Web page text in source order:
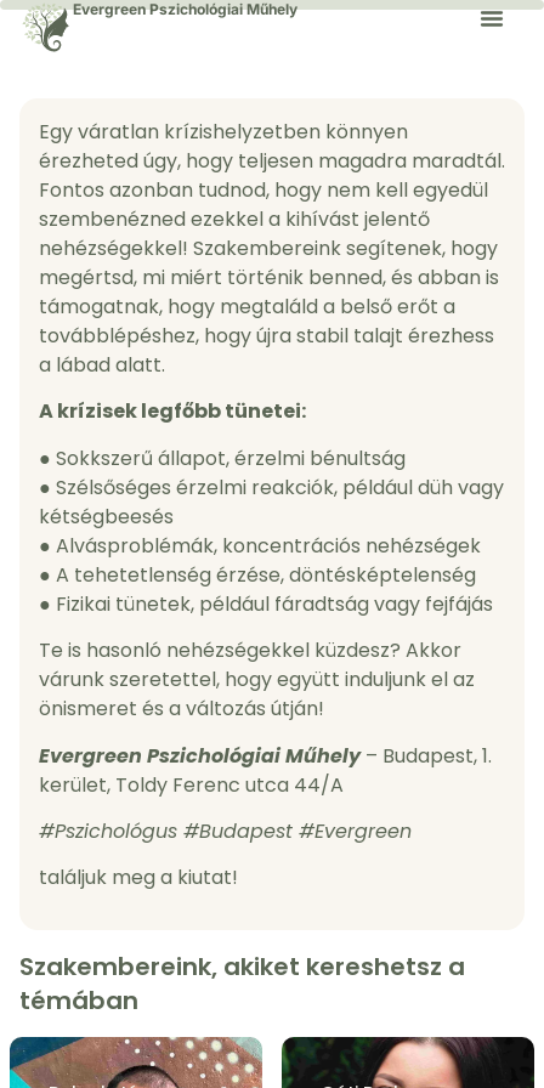
Evergreen Pszichológiai Műhely
Egy váratlan krízishelyzetben könnyen
érezheted úgy, hogy teljesen magadra maradtál.
Fontos azonban tudnod, hogy nem kell egyedül
szembenézned ezekkel a kihívást jelentő
nehézségekkel! Szakembereink segítenek, hogy
megértsd, mi miért történik benned, és abban is
támogatnak, hogy megtaláld a belső erőt a
továbblépéshez, hogy újra stabil talajt érezhess
a lábad alatt.
A krízisek legfőbb tünetei:
● Sokkszerű állapot, érzelmi bénultság
● Szélsőséges érzelmi reakciók, például düh vagy
kétségbeesés
● Alvásproblémák, koncentrációs nehézségek
● A tehetetlenség érzése, döntésképtelenség
● Fizikai tünetek, például fáradtság vagy fejfájás
Te is hasonló nehézségekkel küzdesz? Akkor
várunk szeretettel, hogy együtt induljunk el az
önismeret és a változás útján!
Evergreen Pszichológiai Műhely– Budapest, 1.
kerület, Toldy Ferenc utca 44/A
#Pszichológus #Budapest #Evergreen
találjuk meg a kiutat!
Szakembereink, akiket kereshetsz a
témában
FUTÓTERÁPIA KAPCSOLATI PROBLÉMÁK KRÍZISEK